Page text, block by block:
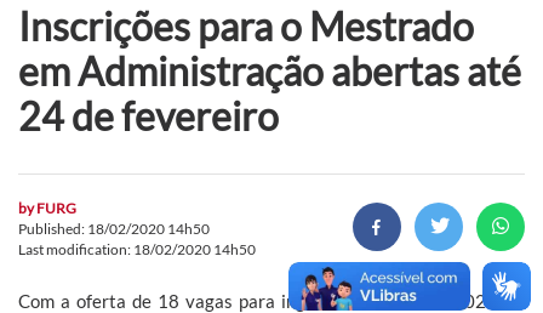
Inscrições para o Mestrado
em Administração abertas até
24 de fevereiro
byFURG
Published: 18/02/2020 14h50
Last modification: 18/02/2020 14h50
Com a oferta de 18 vagas para ingresso em abril de 2020, os